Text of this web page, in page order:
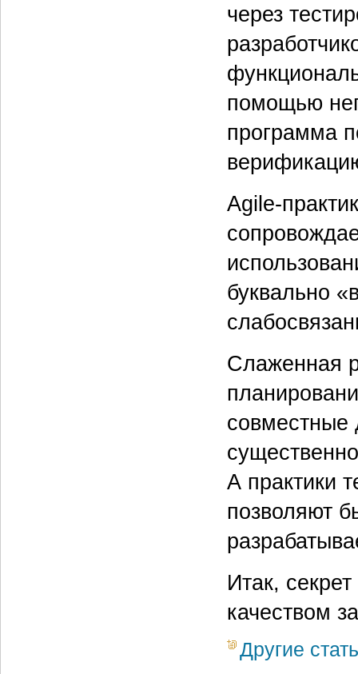
через
помощью
программа
Agile-
буквально
Слаженная
совместные
А практики
позволяют
Итак,
качеством
Другие